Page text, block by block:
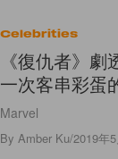
Celebrities
《復仇者》
一次客串彩蛋
Marvel
By Amber Ku/2019年